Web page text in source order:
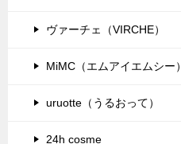
ヴァーチェ（VIRCHE）
MiMC（エムアイエムシー）
uruotte（うるおって）
24h cosme